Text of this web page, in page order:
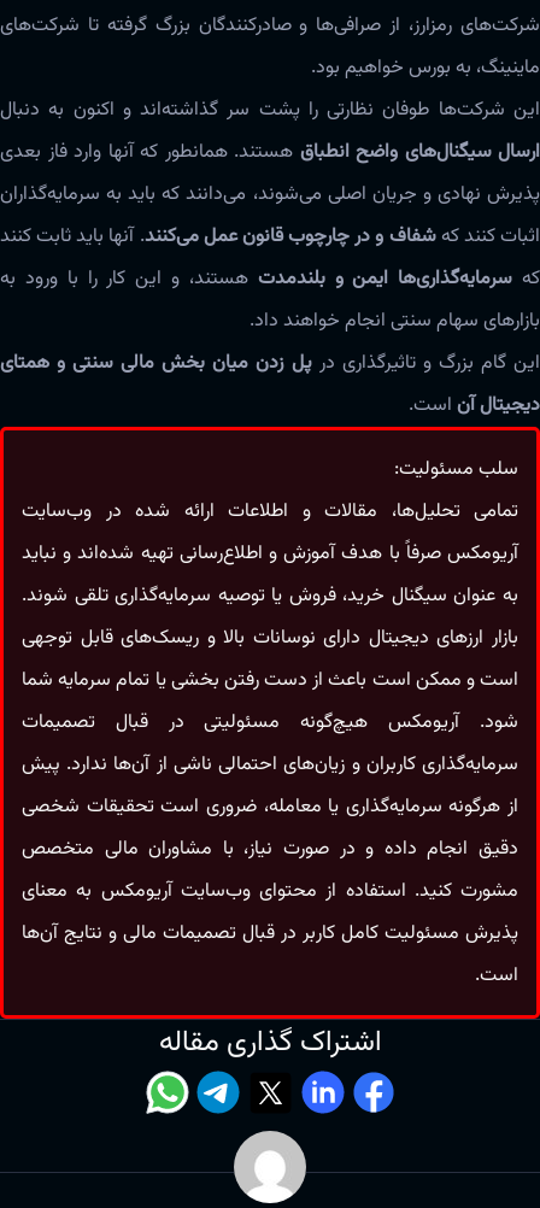
شرکت‌های رمزارز، از صرافی‌ها و صادرکنندگان بزرگ گرفته تا شرکت‌های
ماینینگ، به بورس خواهیم بود.
این شرکت‌ها طوفان نظارتی را پشت سر گذاشته‌اند و اکنون به دنبال
ارسال سیگنال‌های واضح انطباق هستند. همانطور که آنها وارد فاز بعدی
پذیرش نهادی و جریان اصلی می‌شوند، می‌دانند که باید به سرمایه‌گذاران
اثبات کنند کهشفاف و در چارچوب قانون عمل می‌کنند. آنها باید ثابت کنند
که سرمایه‌گذاری‌ها ایمن و بلندمدت هستند، و این کار را با ورود به
بازارهای سهام سنتی انجام خواهند داد.
این گام بزرگ و تاثیرگذاری درپل زدن میان بخش مالی سنتی و همتای
دیجیتال آن است.
سلب مسئولیت:
تمامی تحلیل‌ها، مقالات و اطلاعات ارائه شده در وب‌سایت
آریومکس صرفاً با هدف آموزش و اطلاع‌رسانی تهیه شده‌اند و نباید
به‌ عنوان سیگنال خرید، فروش یا توصیه سرمایه‌گذاری تلقی شوند.
بازار ارزهای دیجیتال دارای نوسانات بالا و ریسک‌های قابل‌ توجهی
است و ممکن است باعث از دست رفتن بخشی یا تمام سرمایه شما
شود. آریومکس هیچ‌گونه مسئولیتی در قبال تصمیمات
سرمایه‌گذاری کاربران و زیان‌های احتمالی ناشی از آن‌ها ندارد. پیش
از هرگونه سرمایه‌گذاری یا معامله، ضروری است تحقیقات شخصی
دقیق انجام داده و در صورت نیاز، با مشاوران مالی متخصص
مشورت کنید. استفاده از محتوای وب‌سایت آریومکس به معنای
پذیرش مسئولیت کامل کاربر در قبال تصمیمات مالی و نتایج آن‌ها
است.
اشتراک گذاری مقاله